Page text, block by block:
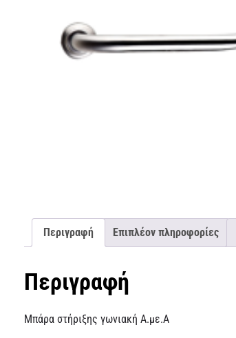
Περιγραφή Επιπλέον πληροφορίες
Περιγραφή
Μπάρα στήριξης γωνιακή Α.με.Α